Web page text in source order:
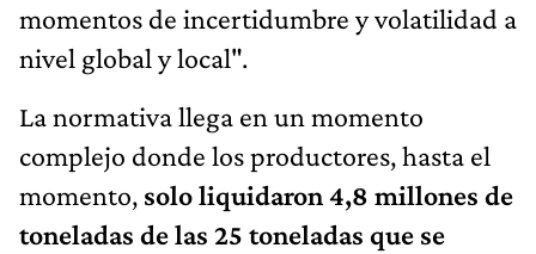
momentos de incertidumbre y volatilidad a
nivel global y local".
La normativa llega en un momento
complejo donde los productores, hasta el
momento, solo liquidaron 4,8 millones de
toneladas de las 25 toneladas que se